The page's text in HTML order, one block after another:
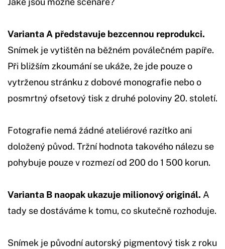
Varianta A představuje bezcennou reprodukci.
Snímek je vytištěn na běžném poválečném papíře.
Při bližším zkoumání se ukáže, že jde pouze o
vytrženou stránku z dobové monografie nebo o
posmrtný ofsetový tisk z druhé poloviny 20. století.
Fotografie nemá žádné ateliérové razítko ani
doložený původ. Tržní hodnota takového nálezu se
pohybuje pouze v rozmezí od 200 do 1 500 korun.
Varianta B naopak ukazuje milionový originál. A
tady se dostáváme k tomu, co skutečně rozhoduje.
Snímek je původní autorský pigmentový tisk z roku